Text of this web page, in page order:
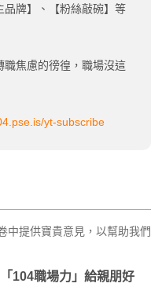
品牌】、【粉絲敲碗】等
職焦慮的徬徨，職場沒這
yt-subscribe
中提供寶貴意見，以幫助我們
104職場力」給親朋好